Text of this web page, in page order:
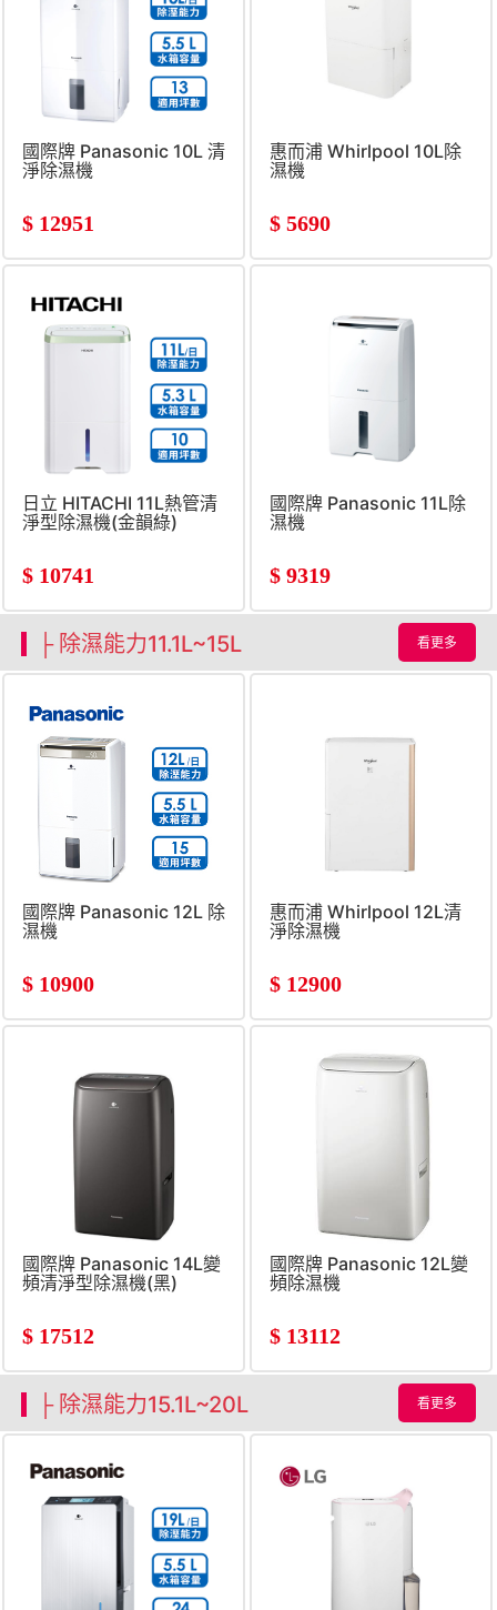
國際牌 Panasonic 10L 清
淨除濕機
$ 12951
惠而浦 Whirlpool 10L除
濕機
$ 5690
日立 HITACHI 11L熱管清
淨型除濕機(金韻綠)
$ 10741
國際牌 Panasonic 11L除
濕機
$ 9319
├ 除濕能力11.1L~15L 看更多
國際牌 Panasonic 12L 除
濕機
$ 10900
惠而浦 Whirlpool 12L清
淨除濕機
$ 12900
國際牌 Panasonic 14L變
頻清淨型除濕機(黑)
$ 17512
國際牌 Panasonic 12L變
頻除濕機
$ 13112
├ 除濕能力15.1L~20L 看更多